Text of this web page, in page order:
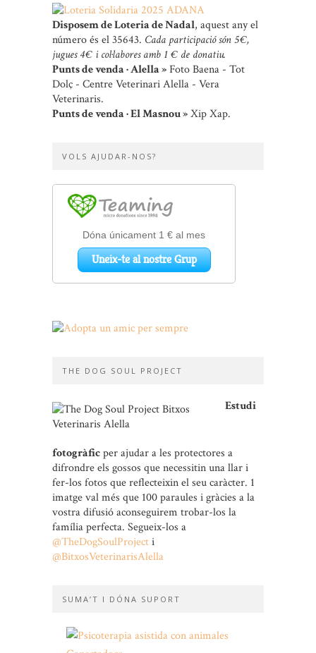
Disposem de Loteria de Nadal, aquest any el
número és el 35643. Cada participació són 5 €,
jugues 4 € i col·labores amb 1 € de donatiu.
Punts de venda · Alella »Foto Baena - Tot
Dolç - Centre Veterinari Alella - Vera
Veterinaris.
Punts de venda · El Masnou »Xip Xap.
VOLS AJUDAR-NOS?
THE DOG SOUL PROJECT
Estudi
fotogràficper ajudar a les protectores a
difrondre els gossos que necessitin una llar i
fer-los fotos que reflecteixin el seu caràcter. 1
imatge val més que 100 paraules i gràcies a la
vostra difusió aconseguirem trobar-los la
família perfecta. Segueix-los a
@TheDogSoulProjecti
@BitxosVeterinarisAlella
SUMA’T I DÓNA SUPORT